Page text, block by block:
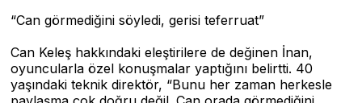
“Can görmediğini söyledi, gerisi teferruat”
Can Keleş hakkındaki eleştirilere de değinen İnan,
oyuncularla özel konuşmalar yaptığını belirtti. 40
yaşındaki teknik direktör, “Bunu her zaman herkesle